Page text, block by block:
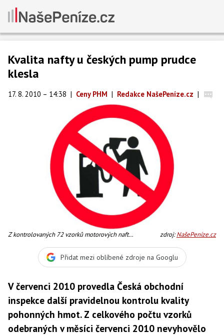
Kvalita nafty u českých pump prudce
klesla
17. 8. 2010 – 14:38 | Ceny PHM | Redakce NašePeníze.cz |
Z kontrolovaných 72 vzorků motorových naft
zdroj:NašePeníze.cz
Přidat mezi oblíbené zdroje na Googlu
V červenci 2010 provedla Česká obchodní
inspekce další pravidelnou kontrolu kvality
pohonných hmot. Z celkového počtu vzorků
odebraných v měsíci červenci 2010 nevyhovělo